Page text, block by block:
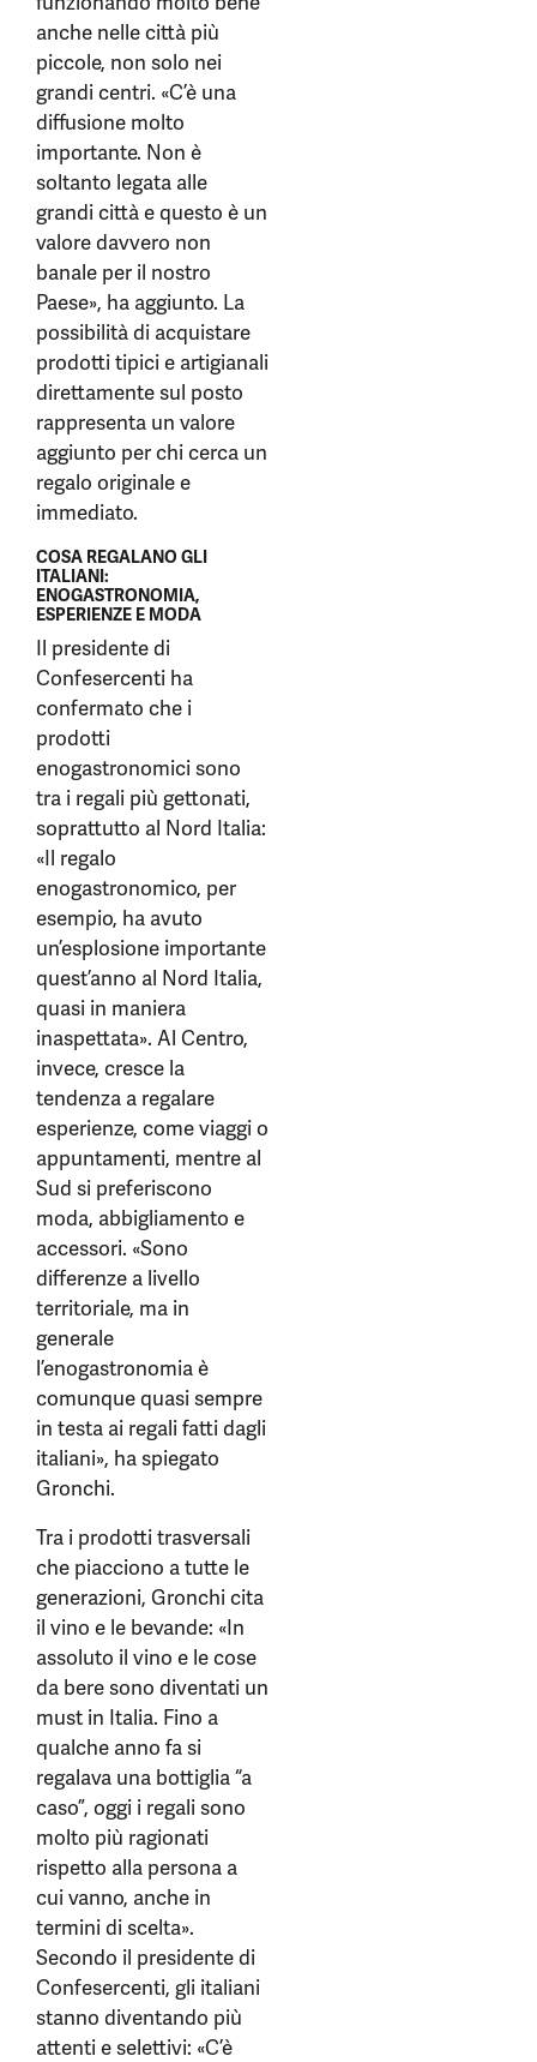
anche nelle città più
piccole, non solo nei
grandi centri. «C’è una
diffusione molto
importante. Non è
soltanto legata alle
grandi città e questo è un
valore davvero non
banale per il nostro
Paese», ha aggiunto. La
possibilità di acquistare
prodotti tipici e artigianali
direttamente sul posto
rappresenta un valore
aggiunto per chi cerca un
regalo originale e
immediato.
COSA REGALANO GLI
ITALIANI:
ENOGASTRONOMIA,
ESPERIENZE E MODA
Il presidente di
Confesercenti ha
confermato che i
prodotti
enogastronomici sono
tra i regali più gettonati,
soprattutto al Nord Italia:
«Il regalo
enogastronomico, per
esempio, ha avuto
un’esplosione importante
quest’anno al Nord Italia,
quasi in maniera
inaspettata». Al Centro,
invece, cresce la
tendenza a regalare
esperienze, come viaggi o
appuntamenti, mentre al
Sud si preferiscono
moda, abbigliamento e
accessori. «Sono
differenze a livello
territoriale, ma in
generale
l’enogastronomia è
comunque quasi sempre
in testa ai regali fatti dagli
italiani», ha spiegato
Gronchi.
Tra i prodotti trasversali
che piacciono a tutte le
generazioni, Gronchi cita
il vino e le bevande: «In
assoluto il vino e le cose
da bere sono diventati un
must in Italia. Fino a
qualche anno fa si
regalava una bottiglia “a
caso”, oggi i regali sono
molto più ragionati
rispetto alla persona a
cui vanno, anche in
termini di scelta».
Secondo il presidente di
Confesercenti, gli italiani
stanno diventando più
attenti e selettivi: «C’è